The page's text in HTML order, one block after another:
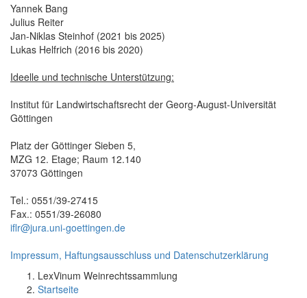
Yannek Bang
Julius Reiter
Jan-Niklas Steinhof (2021 bis 2025)
Lukas Helfrich (2016 bis 2020)
Ideelle und technische Unterstützung:
Institut für Landwirtschaftsrecht der Georg-August-Universität
Göttingen
Platz der Göttinger Sieben 5,
MZG 12. Etage; Raum 12.140
37073 Göttingen
Tel.: 0551/39-27415
Fax.: 0551/39-26080
iflr@jura.uni-goettingen.de
Impressum, Haftungsausschluss und Datenschutzerklärung
LexVinum Weinrechtssammlung
Startseite